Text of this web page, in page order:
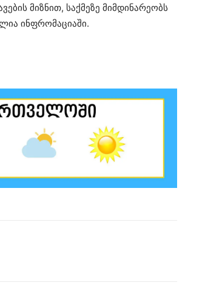
მიზნით, საქმეზე მიმდინარეობს
ინფრომაციაში.